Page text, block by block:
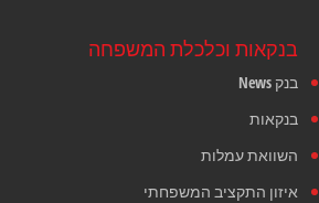
בנקאות וכלכלת המשפחה
בנק News
בנקאות
השוואת עמלות
איזון התקציב המשפחתי